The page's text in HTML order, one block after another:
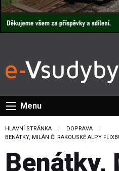
Menu
HLAVNÍ STRÁNKA
DOPRAVA
CURRENT:
BENÁTKY, MILÁN ČI RAKOUSKÉ ALPY
Benátky,